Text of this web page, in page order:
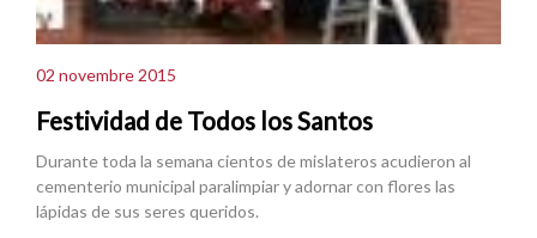
02 novembre 2015
Festividad de Todos los Santos
Durante toda la semana cientos de mislateros acudieron al
cementerio municipal paralimpiar y adornar con flores las
lápidas de sus seres queridos.